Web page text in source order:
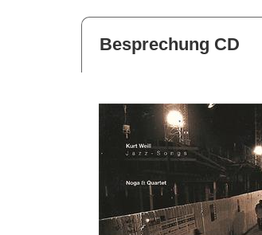
Besprechung CD